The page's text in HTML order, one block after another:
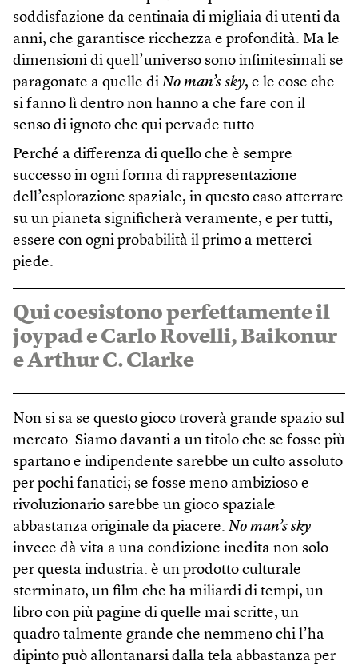
soddisfazione da centinaia di migliaia di utenti da
anni, che garantisce ricchezza e profondità. Ma le
dimensioni di quell’universo sono infinitesimali se
paragonate a quelle di No man’s sky, e le cose che
si fanno lì dentro non hanno a che fare con il
senso di ignoto che qui pervade tutto.
Perché a differenza di quello che è sempre
successo in ogni forma di rappresentazione
dell’esplorazione spaziale, in questo caso atterrare
su un pianeta significherà veramente, e per tutti,
essere con ogni probabilità il primo a metterci
piede.
Qui coesistono perfettamente il
joypad e Carlo Rovelli, Baikonur
e Arthur C. Clarke
Non si sa se questo gioco troverà grande spazio sul
mercato. Siamo davanti a un titolo che se fosse più
spartano e indipendente sarebbe un culto assoluto
per pochi fanatici; se fosse meno ambizioso e
rivoluzionario sarebbe un gioco spaziale
abbastanza originale da piacere. No man’s sky
invece dà vita a una condizione inedita non solo
per questa industria: è un prodotto culturale
sterminato, un film che ha miliardi di tempi, un
libro con più pagine di quelle mai scritte, un
quadro talmente grande che nemmeno chi l’ha
dipinto può allontanarsi dalla tela abbastanza per